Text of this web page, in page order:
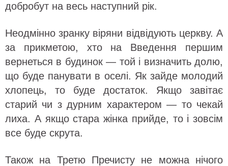
добробут на весь наступний рік.
Неодмінно зранку віряни відвідують церкву. А
за прикметою, хто на Введення першим
вернеться в будинок — той і визначить долю,
що буде панувати в оселі. Як зайде молодий
хлопець, то буде достаток. Якщо завітає
старий чи з дурним характером — то чекай
лиха. А якщо стара жінка прийде, то і зовсім
все буде скрута.
Також на Третю Пречисту не можна нічого